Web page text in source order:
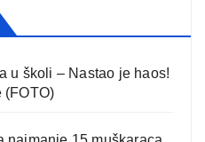
u školi – Nastao je haos!
(FOTO)